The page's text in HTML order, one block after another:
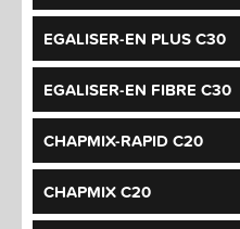
EGALISER-EN PLUS C30
EGALISER-EN FIBRE C30
CHAPMIX-RAPID C20
CHAPMIX C20